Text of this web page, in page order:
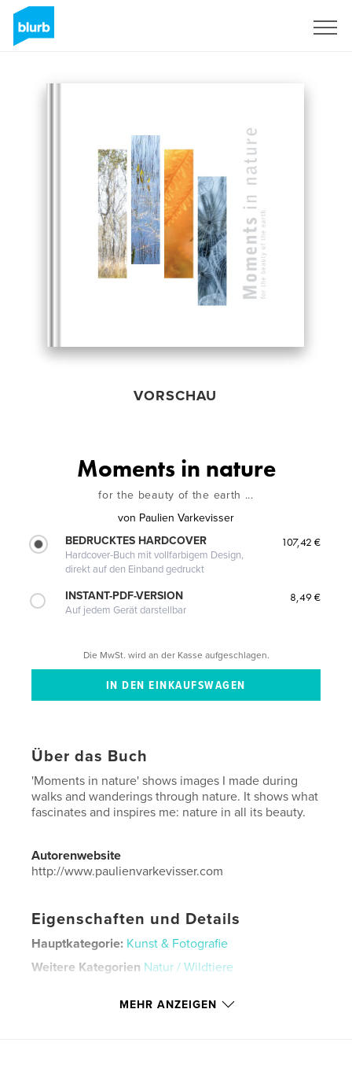
VORSCHAU
Moments in nature
for the beauty of the earth ...
von Paulien Varkevisser
BEDRUCKTES HARDCOVER
Hardcover-Buch mit vollfarbigem Design,
direkt auf den Einband gedruckt
107,42 €
INSTANT-PDF-VERSION
Auf jedem Gerät darstellbar
8,49 €
Die MwSt. wird an der Kasse aufgeschlagen.
Über das Buch
'Moments in nature' shows images I made during
walks and wanderings through nature. It shows what
fascinates and inspires me: nature in all its beauty.
Autorenwebsite
http://www.paulienvarkevisser.com
Eigenschaften und Details
Hauptkategorie: Kunst & Fotografie
Weitere Kategorien Natur / Wildtiere
46
MEHR ANZEIGEN